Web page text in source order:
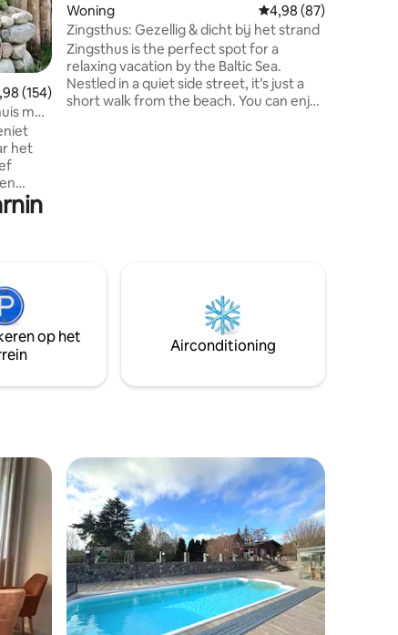
beoordeling van 4,98 op 5, 154 recensies
(154)
met
het
up
Woning Gemiddelde
4,98 (87)
Zingsthus: Gezellig & dicht bij het strand
Zingsthus is the perfect spot for a
relaxing vacation by the Baltic Sea.
Nestled in a quiet side street, it’s just a
short walk from the beach. You can enjoy
op het
Airconditioning